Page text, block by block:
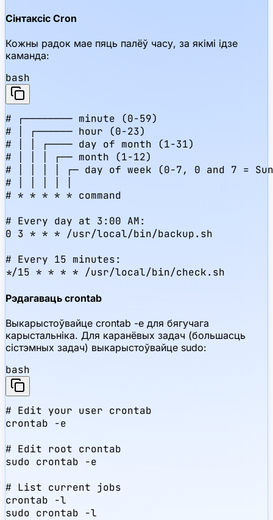
Сінтаксіс Cron
Кожны радок мае пяць палёў часу, за якімі ідзе
каманда:
bash
# ┌──────── minute (0-59)
# │ ┌────── hour (0-23)
# │ │ ┌──── day of month (1-31)
# │ │ │ ┌── month (1-12)
# │ │ │ │ ┌─ day of week (0-7, 0 and 7 =
# │ │ │ │ │
# * * * * * command
# Every day at 3:00 AM:
0 3 * * * /usr/local/bin/backup.sh
# Every 15 minutes:
*/15 * * * * /usr/local/bin/check.sh
Рэдагаваць crontab
Выкарыстоўвайце crontab -e для бягучага
карыстальніка. Для каранёвых задач (большасць
сістэмных задач) выкарыстоўвайце sudo:
bash
# Edit your user crontab
crontab -e
# Edit root crontab
sudo crontab -e
# List current jobs
crontab -l
sudo crontab -l